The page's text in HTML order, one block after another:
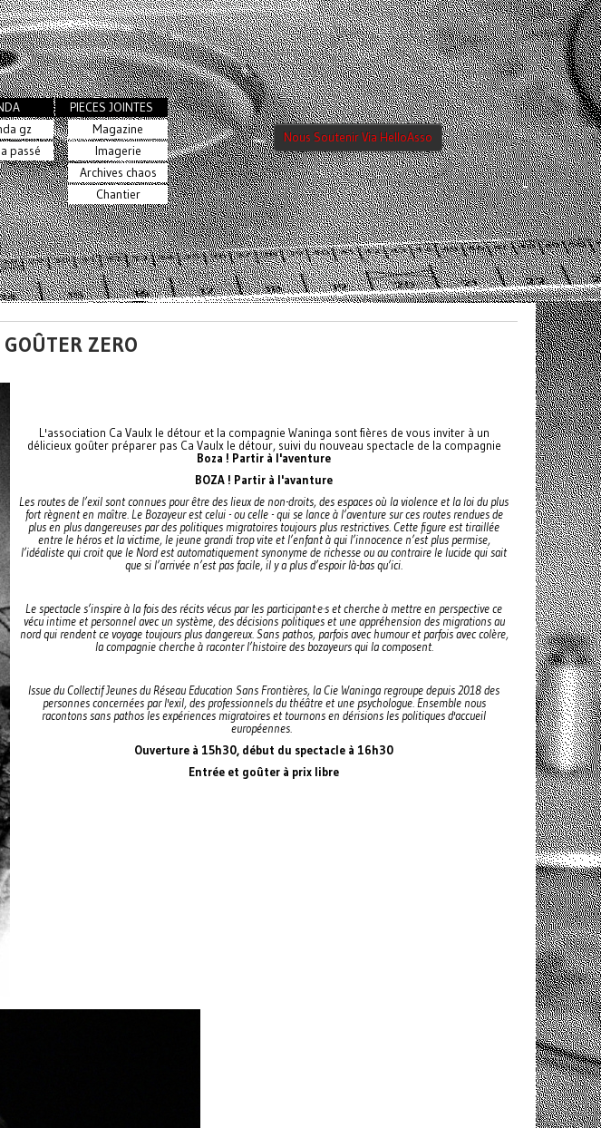
gz
passé
PIECES JOINTES
Magazine
Imagerie
Archives chaos
Chantier
Nous Soutenir Via HelloAsso
ZERO
L'association Ca Vaulx le détour et la compagnie Waninga sont fières de vous inviter à un
délicieux goûter préparer pas Ca Vaulx le détour, suivi du nouveau spectacle de la compagnie
Boza ! Partir à l'aventure
BOZA ! Partir à l'avanture
Les routes de l’exil sont connues pour être des lieux de non-droits, des espaces où la violence et la loi du plus
fort règnent en maître. Le Bozayeur est celui - ou celle - qui se lance à l’aventure sur ces routes rendues de
plus en plus dangereuses par des politiques migratoires toujours plus restrictives. Cette figure est tiraillée
entre le héros et la victime, le jeune grandi trop vite et l’enfant à qui l’innocence n’est plus permise,
l’idéaliste qui croit que le Nord est automatiquement synonyme de richesse ou au contraire le lucide qui sait
que si l’arrivée n’est pas facile, il y a plus d’espoir là-bas qu’ici.
Le spectacle s’inspire à la fois des récits vécus par les participant·e·s et cherche à mettre en perspective ce
vécu intime et personnel avec un système, des décisions politiques et une appréhension des migrations au
nord qui rendent ce voyage toujours plus dangereux. Sans pathos, parfois avec humour et parfois avec colère,
la compagnie cherche à raconter l’histoire des bozayeurs qui la composent.
Issue du Collectif Jeunes du Réseau Education Sans Frontières, la Cie Waninga regroupe depuis 2018 des
personnes concernées par l'exil, des professionnels du théâtre et une psychologue. Ensemble nous
racontons sans pathos les expériences migratoires et tournons en dérisions les politiques d'accueil
européennes.
Ouverture à 15h30, début du spectacle à 16h30
Entrée et goûter à prix libre